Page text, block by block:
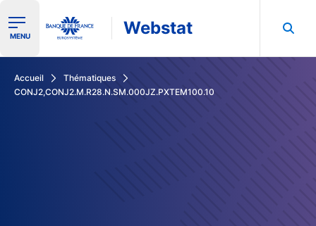
Ouvrir le menu de navigation
MENU Webstat
Accueil
Thématiques
CONJ2,CONJ2.M.R28.N.SM.000JZ.PXTEM100.10